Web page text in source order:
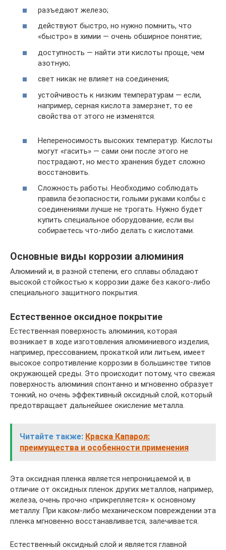
разъедают железо;
действуют быстро, но нужно помнить, что
«быстро» в химии — очень обширное понятие;
доступность — найти эти кислоты проще, чем
азотную;
свет никак не влияет на соединения;
устойчивость к низким температурам — если,
например, серная кислота замерзнет, то ее
свойства от этого не изменятся.
Непереносимость высоких температур. Кислоты
могут «гасить» — сами они после этого не
пострадают, но место хранения будет сложно
восстановить.
Сложность работы. Необходимо соблюдать
правила безопасности, голыми руками колбы с
соединениями лучше не трогать. Нужно будет
купить специальное оборудование, если вы
собираетесь что-либо делать с кислотами.
Основные виды коррозии алюминия
Алюминий и, в разной степени, его сплавы обладают
высокой стойкостью к коррозии даже без какого-либо
специального защитного покрытия.
Естественное оксидное покрытие
Естественная поверхность алюминия, которая
возникает в ходе изготовления алюминиевого изделия,
например, прессованием, прокаткой или литьем, имеет
высокое сопротивление коррозии в большинстве типов
окружающей среды. Это происходит потому, что свежая
поверхность алюминия спонтанно и мгновенно образует
тонкий, но очень эффективный оксидный слой, который
предотвращает дальнейшее окисление металла.
Читайте также: Краска Капарол:
преимущества и особенности применения
Эта оксидная пленка является непроницаемой и, в
отличие от оксидных пленок других металлов, например,
железа, очень прочно «прикрепляется» к основному
металлу. При каком-либо механическом повреждении эта
пленка мгновенно восстанавливается, залечивается.
Естественный оксидный слой и является главной